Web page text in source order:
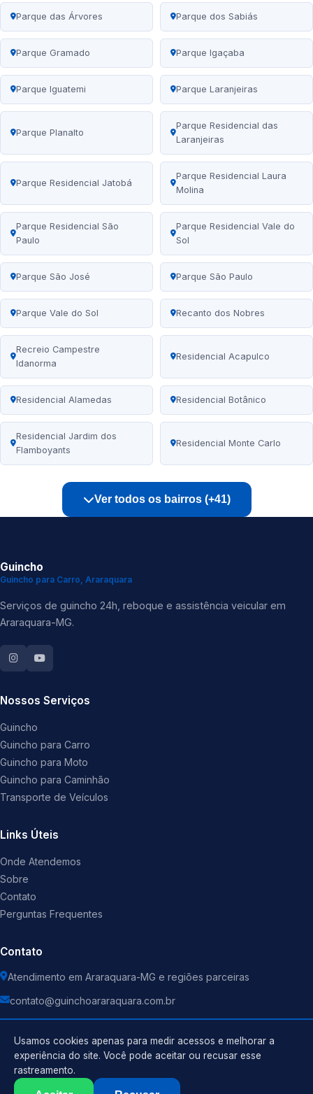
Parque das Árvores Parque dos Sabiás
Parque Gramado Parque Igaçaba
Parque Iguatemi Parque Laranjeiras
Parque Planalto
Parque Residencial das
Laranjeiras
Parque Residencial Jatobá
Parque Residencial Laura
Molina
Parque Residencial São
Paulo
Parque Residencial Vale do
Sol
Parque São José Parque São Paulo
Parque Vale do Sol Recanto dos Nobres
Recreio Campestre
Idanorma
Residencial Acapulco
Residencial Alamedas Residencial Botânico
Residencial Jardim dos
Flamboyants
Residencial Monte Carlo
Ver todos os bairros (+41)
Guincho
Guincho para Carro, Araraquara
Serviços de guincho 24h, reboque e assistência veicular em
Araraquara-MG.
Nossos Serviços
Guincho
Guincho para Carro
Guincho para Moto
Guincho para Caminhão
Transporte de Veículos
Links Úteis
Onde Atendemos
Sobre
Contato
Perguntas Frequentes
Contato
Atendimento em Araraquara-MG e regiões parceiras
contato@guinchoararaquara.com.br
Guincho . Todos os direitos reservados.
Usamos cookies apenas para medir acessos e melhorar a
experiência do site. Você pode aceitar ou recusar esse
rastreamento.